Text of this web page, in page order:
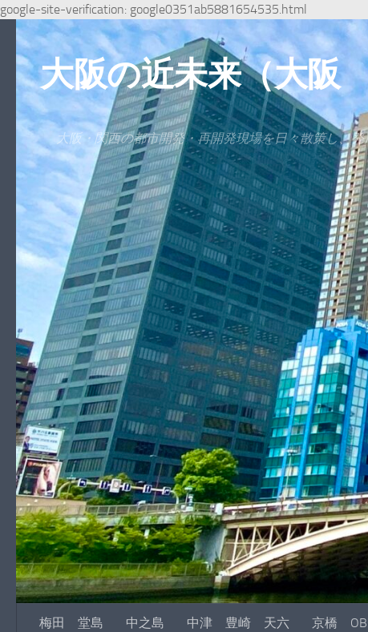
google-site-verification: google0351ab5881654535.html
コンテンツへスキップ
大阪の近未来（大阪
大阪・関西の都市開発・再開発現場を日々散策し、
梅田 堂島 中之島 中津 豊崎 天六 京橋